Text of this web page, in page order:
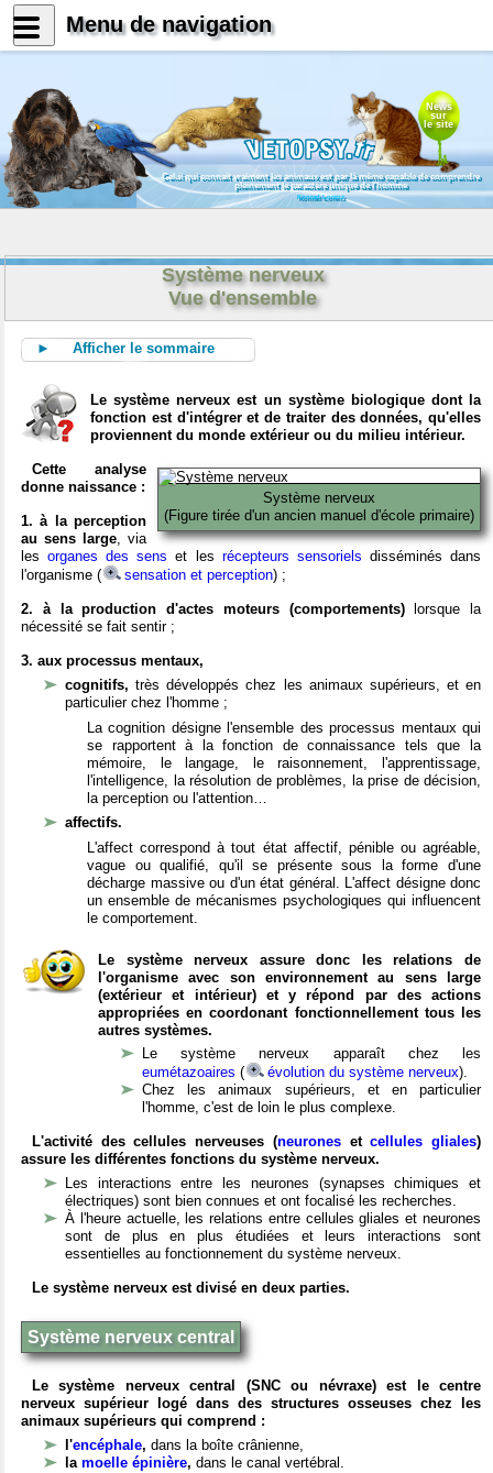
News
sur
le site
Celui qui connait vraiment les animaux est par là même capable de comprendre
pleinement le caractère unique de l'homme
Konrad Lorenz
Système nerveux
Vue d'ensemble
► Afficher le sommaire
Le système nerveux est un système biologique dont la
fonction est d'intégrer et de traiter des données, qu'elles
proviennent du monde extérieur ou du milieu intérieur.
Système nerveux
(Figure tirée d'un ancien manuel d'école primaire)
Cette analyse
donne naissance :
1. à la perception
au sens large, via
lesorganes des sens et les récepteurs sensoriels disséminés dans
l'organisme (
sensation et perception) ;
2. à la production d'actes moteurs (comportements)lorsque la
nécessité se fait sentir ;
3. aux processus mentaux,
cognitifs,très développés chez les animaux supérieurs, et en
particulier chez l'homme ;
La cognition désigne l'ensemble des processus mentaux qui
se rapportent à la fonction de connaissance tels que la
mémoire, le langage, le raisonnement, l'apprentissage,
l'intelligence, la résolution de problèmes, la prise de décision,
la perception ou l'attention…
affectifs.
L'affect correspond à tout état affectif, pénible ou agréable,
vague ou qualifié, qu'il se présente sous la forme d'une
décharge massive ou d'un état général. L'affect désigne donc
un ensemble de mécanismes psychologiques qui influencent
le comportement.
Le système nerveux assure donc les relations de
l'organisme avec son environnement au sens large
(extérieur et intérieur) et y répond par des actions
appropriées en coordonant fonctionnellement tous les
autres systèmes.
Le système nerveux apparaît chez les
eumétazoaires ( évolution du système nerveux).
Chez les animaux supérieurs, et en particulier
l'homme, c'est de loin le plus complexe.
L'activité des cellules nerveuses (neuronesetcellules gliales)
assure les différentes fonctions du système nerveux.
Les interactions entre les neurones (synapses chimiques et
électriques) sont bien connues et ont focalisé les recherches.
À l'heure actuelle, les relations entre cellules gliales et neurones
sont de plus en plus étudiées et leurs interactions sont
essentielles au fonctionnement du système nerveux.
Le système nerveux est divisé en deux parties.
Système nerveux central
Le système nerveux central (SNC ou névraxe) est le centre
nerveux supérieur logé dans des structures osseuses chez les
animaux supérieurs qui comprend :
l'encéphale, dans la boîte crânienne,
la moelle épinière, dans le canal vertébral.
Menu de navigation